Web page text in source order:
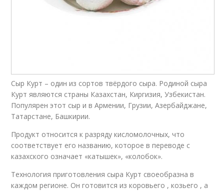
Сыр Курт – один из сортов твёрдого сыра. Родиной сыра
Курт являются страны Казахстан, Киргизия, Узбекистан.
Популярен этот сыр и в Армении, Грузии, Азербайджане,
Татарстане, Башкирии.
Продукт относится к разряду кисломолочных, что
соответствует его названию, которое в переводе с
казахского означает «катышек», «колобок».
Технология приготовления сыра Курт своеобразна в
каждом регионе. Он готовится из коровьего , козьего , а